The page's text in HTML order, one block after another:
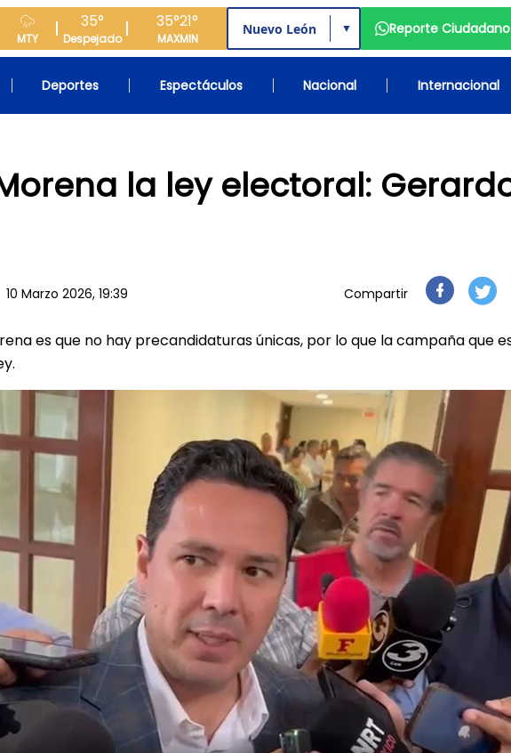
MTY
35°
Despejado
35°
MAX
21°
MIN
▼ Reporte Ciudadano
Deportes Espectáculos Nacional Internacional
la ley electoral:
10 Marzo 2026, 19:39 Compartir
es que no hay precandidaturas únicas, por lo que la campaña que